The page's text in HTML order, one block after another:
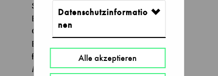
Datenschutzinformatio
nen
Alle akzeptieren
Studierende | Teilnehmende
Bundesfreiwilligendienst, Freiw. Soziales/
Ökologisches Jahr | schwerbehinderte
Erwachsene (eingetragene Begleitperson
frei) | München-Pass | Landkreis Pass
München | Bürgergeld | Grundsicherung |